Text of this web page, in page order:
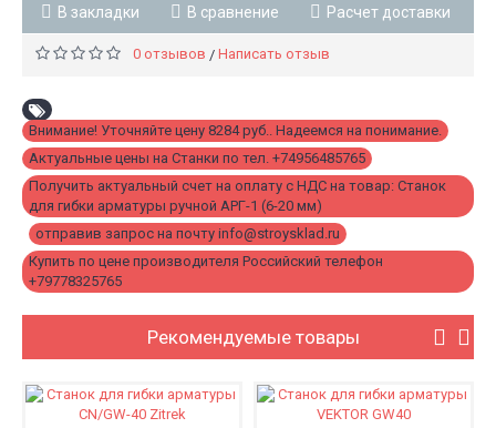
В закладки В сравнение Расчет доставки
0 отзывов / Написать отзыв
Внимание! Уточняйте цену 8284 руб.. Надеемся на понимание.
Актуальные цены на Станки по тел. +74956485765
Получить актуальный счет на оплату с НДС на товар: Станок
для гибки арматуры ручной АРГ-1 (6-20 мм)
отправив запрос на почту info@stroysklad.ru
Купить по цене производителя Российский телефон
+79778325765
Рекомендуемые товары